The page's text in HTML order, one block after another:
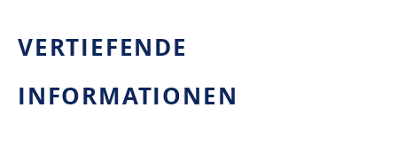
VERTIEFENDE
INFORMATIONEN